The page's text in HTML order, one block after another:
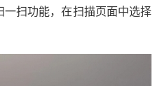
扫功能，在扫描页面中选择